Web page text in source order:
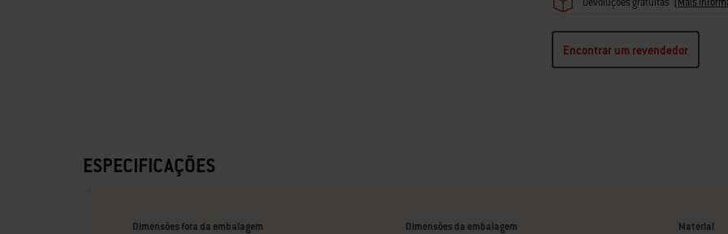
Encontrar um revendedor
ESPECIFICAÇÕES
Dimensões fora da embalagem
Dimensões da embalagem
Material